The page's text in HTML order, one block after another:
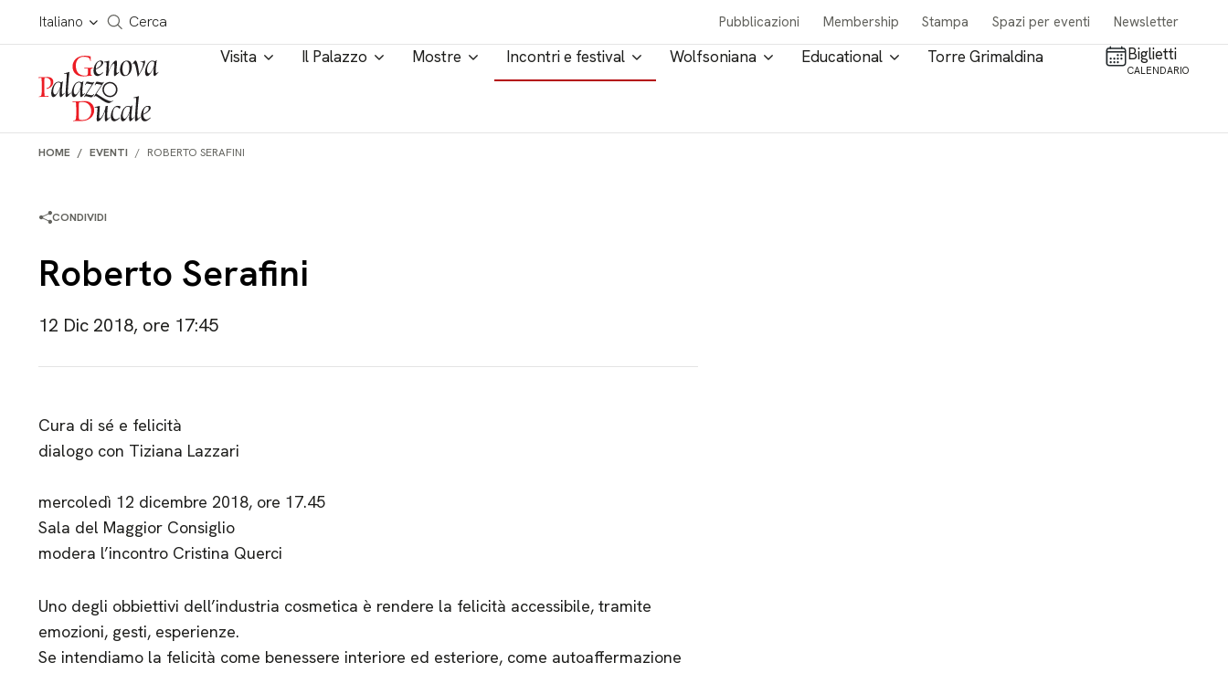
Salta al contenuto
Italiano
Cerca in tutto il sito
Cerca Pubblicazioni Membership Stampa Spazi per eventi Newsletter
Visita Il Palazzo Mostre Incontri e festival Wolfsoniana Educational Torre Grimaldina Biglietti
CALENDARIO
HOME EVENTI ROBERTO SERAFINI
CONDIVIDI
Roberto Serafini
12 Dic 2018, ore 17:45
Cura di sé e felicità
dialogo con Tiziana Lazzari
mercoledì 12 dicembre 2018, ore 17.45
Sala del Maggior Consiglio
modera l’incontro Cristina Querci
Uno degli obbiettivi dell’industria cosmetica è rendere la felicità accessibile, tramite
emozioni, gesti, esperienze.
Se intendiamo la felicità come benessere interiore ed esteriore, come autoaffermazione